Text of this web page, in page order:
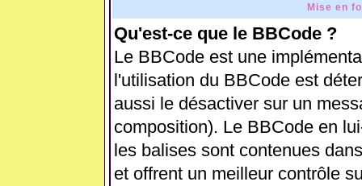
Mise en
Qu'est-ce que le BBCode ?
Le BBCode est une
l'utilisation du BBCode est
aussi le désactiver sur un
composition). Le BBCode en
les balises sont contenues
et offrent un meilleur contrôle